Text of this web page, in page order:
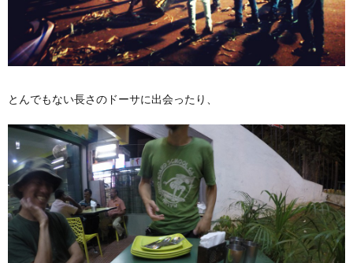
とんでもない長さのドーサに出会ったり、